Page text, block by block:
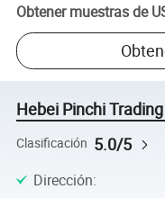
Obtener muestras de
Hebei Pinchi
Clasificación 5.0/5
Dirección: